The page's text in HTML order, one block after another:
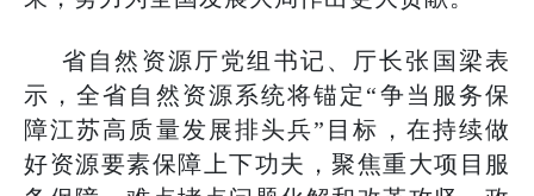
省自然资源厅党组书记、厅长张国梁表
示，全省自然资源系统将锚定“争当服务保
障江苏高质量发展排头兵”目标，在持续做
好资源要素保障上下功夫，聚焦重大项目服